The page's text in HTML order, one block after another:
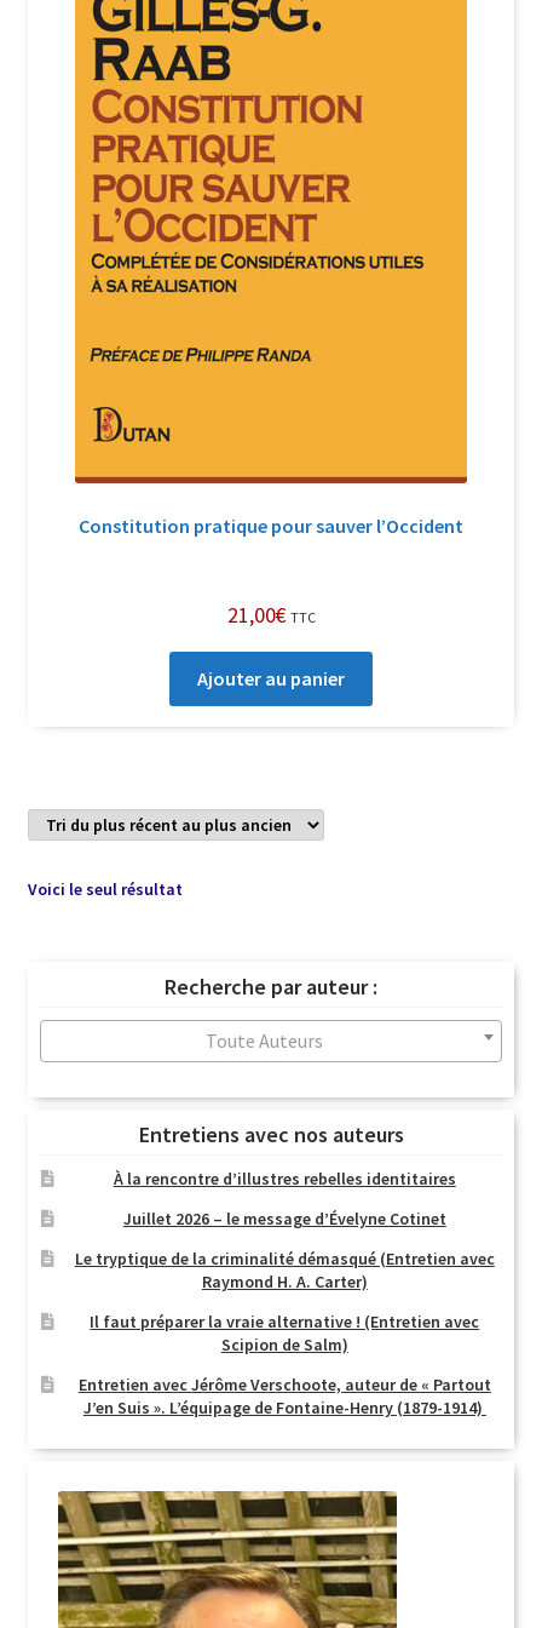
Login Customizer
Newsletter
Nous Contacter
Panier
Politique de confidentialité et cookies
Qui sommes-nous ?
Soutien à Philippe Randa
Suivi de la Commande
Constitution pratique pour sauver l’Occident
21,00€ TTC
Ajouter au panier
Voici le seul résultat
Recherche par auteur :
Toute Auteurs
Entretiens avec nos auteurs
À la rencontre d’illustres rebelles identitaires
Juillet 2026 – le message d’Évelyne Cotinet
Le tryptique de la criminalité démasqué (Entretien avec
Raymond H. A. Carter)
Il faut préparer la vraie alternative ! (Entretien avec
Scipion de Salm)
Entretien avec Jérôme Verschoote, auteur de « Partout
J’en Suis ». L’équipage de Fontaine-Henry (1879-1914)